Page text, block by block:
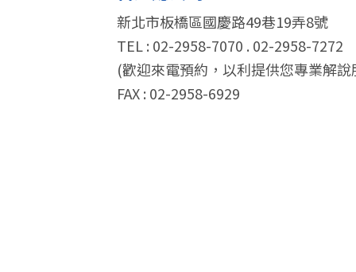
新北市板橋區國慶路49巷19弄8號
TEL : 02-2958-7070 . 02-2958-7272
(歡迎來電預約，以利提供您專業解說
FAX : 02-2958-6929